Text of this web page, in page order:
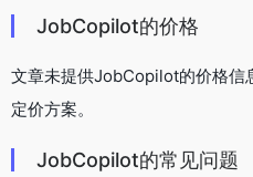
JobCopilot的价格
文章未提供JobCopilot的价格信
定价方案。
JobCopilot的常见问题